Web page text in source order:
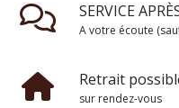
SERVICE
A votre écoute
Retrait
sur rendez-vous